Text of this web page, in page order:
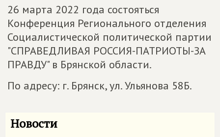
26 марта 2022 года состояться
Конференция Регионального отделения
Социалистической политической партии
"СПРАВЕДЛИВАЯ РОССИЯ-ПАТРИОТЫ-ЗА
ПРАВДУ" в Брянской области.
По адресу: г. Брянск, ул. Ульянова 58Б.
Новости